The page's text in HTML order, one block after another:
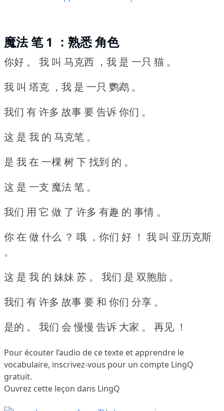
魔法 笔 1 ：熟悉 角色
你好 。
我 叫 马克西 ，我 是 一只 猫 。
我 叫 塔克 ，我 是 一只 鹦鹉 。
我们 有 许多 故事 要 告诉 你们 。
这 是 我 的 马克笔 。
是 我 在 一棵 树 下 找到 的 。
这 是 一支 魔法 笔 。
我们 用 它 做 了 许多 有趣 的 事情 。
你 在 做 什么 ？ 哦 ，你们 好 ！ 我 叫 亚历克斯
。
这 是 我 的 妹妹 苏 。
我们 是 双胞胎 。
我们 有 许多 故事 要 和 你们 分享 。
是的 。
我们 会 慢慢 告诉 大家 。 再见 ！
Pour écouter l’audio de ce texte et apprendre le
vocabulaire, inscrivez-vous pour un compte LingQ
gratuit.
Ouvrez cette leçon dans LingQ